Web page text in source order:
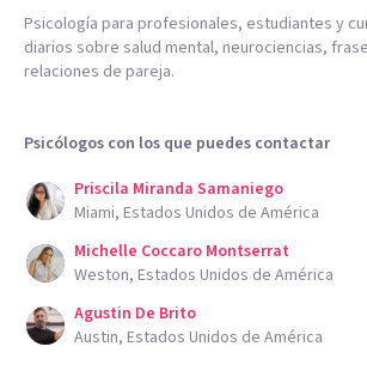
Psicología para profesionales, estudiantes y
diarios sobre salud mental, neurociencias,
relaciones de pareja.
Psicólogos con los que puedes contactar
Priscila Miranda Samaniego
Miami, Estados Unidos de América
Michelle Coccaro Montserrat
Weston, Estados Unidos de América
Agustin De Brito
Austin, Estados Unidos de América